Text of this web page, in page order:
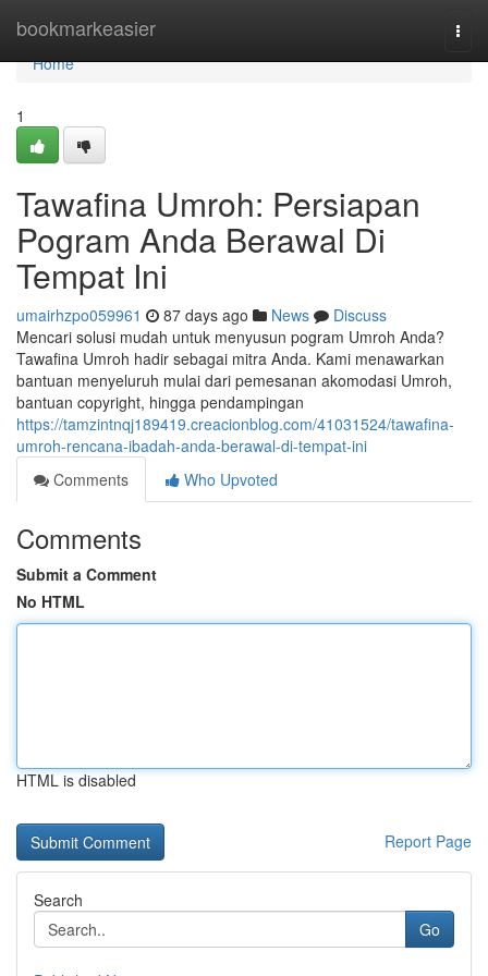
bookmarkeasier
Home
Home
1
Tawafina Umroh: Persiapan
Pogram Anda Berawal Di
Tempat Ini
umairhzpo059961 87 days ago News
Discuss
Mencari solusi mudah untuk menyusun pogram Umroh Anda?
Tawafina Umroh hadir sebagai mitra Anda. Kami menawarkan
bantuan menyeluruh mulai dari pemesanan akomodasi Umroh,
bantuan copyright, hingga pendampingan
https://tamzintnqj189419.creacionblog.com/41031524/tawafina-
umroh-rencana-ibadah-anda-berawal-di-tempat-ini
Comments
Who Upvoted
Comments
Submit a Comment
No HTML
HTML is disabled
Report Page
Search
Go